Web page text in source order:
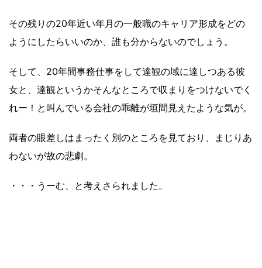
その残りの20年近い年月の一般職のキャリア形成をどの
ようにしたらいいのか、誰も分からないのでしょう。
そして、20年間事務仕事をして達観の域に達しつある彼
女と、達観というかそんなところで収まりをつけないでく
れー！と叫んでいる会社の乖離が垣間見えたような気が。
両者の眼差しはまったく別のところを見ており、まじりあ
わないが故の悲劇。
・・・うーむ、と考えさられました。